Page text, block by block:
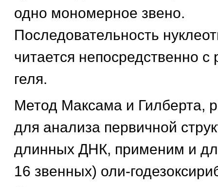
одно мономерное звено.
Последовательность
читается непосредственно
геля.
Метод Максама и Гилберта,
для анализа первичной
длинных ДНК, применим и
16 звенных) оли-